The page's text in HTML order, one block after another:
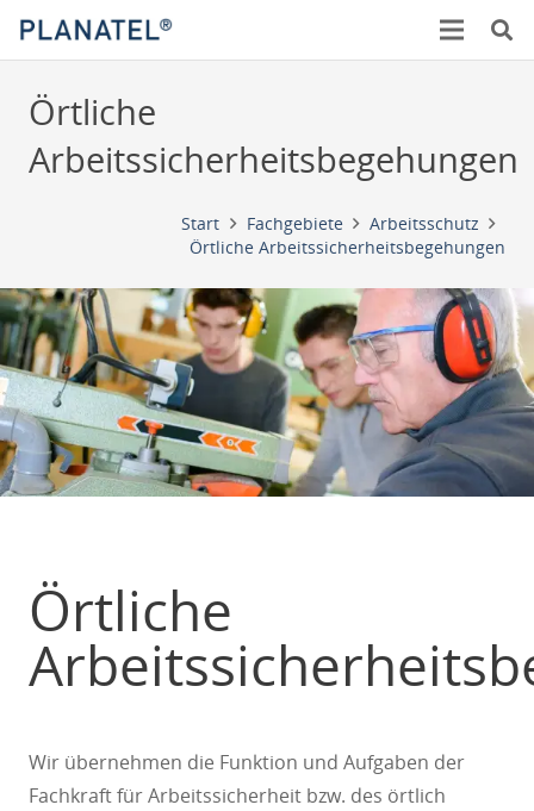
Örtliche
Arbeitssicherheitsbegehungen
Start Fachgebiete
Arbeitsschutz
Örtliche Arbeitssicherheitsbegehungen
Örtliche
Wir übernehmen die Funktion und Aufgaben der
Fachkraft für Arbeitssicherheit bzw. des örtlich